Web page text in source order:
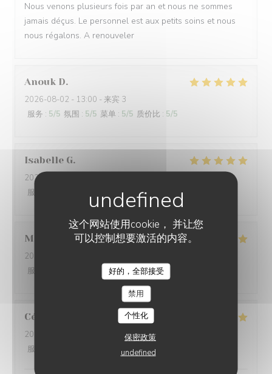
这个网站使用cookie， 并让您
可以控制想要激活的内容。
好的，全部接受
禁用
个性化
保密政策
undefined
Nous venons plusieurs fois par an et nous ne sommes
jamais déçus. Le personnel est aux petits soins et nous
nous régalons. A renouveler
Anouk D
2026-08-02 - 13:00 - 来宾 3
服务 : 5/5 氛围 : 5/5 菜单 : 5/5 质价比 : 5/5
Isabelle G
2026-08-01
服务
4 质价比
Mathéo
2026-07-31
服务
菜单:5 /5 质价比:
Céline
2026-08-02
- 12:30 - 来宾 6
服务
5/5 质价比
L'AILE ET LA CUISSE